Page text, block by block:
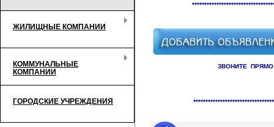
ЖИЛИЩНЫЕ КОМПАНИИ
КОММУНАЛЬНЫЕ
КОМПАНИИ
ГОРОДСКИЕ УЧРЕЖДЕНИЯ
ЗВОНИТЕ
Справочник